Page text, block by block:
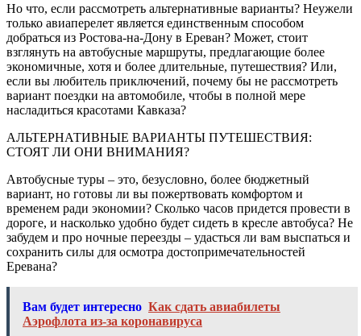
Но что, если рассмотреть альтернативные варианты? Неужели
только авиаперелет является единственным способом
добраться из Ростова-на-Дону в Ереван? Может, стоит
взглянуть на автобусные маршруты, предлагающие более
экономичные, хотя и более длительные, путешествия? Или,
если вы любитель приключений, почему бы не рассмотреть
вариант поездки на автомобиле, чтобы в полной мере
насладиться красотами Кавказа?
АЛЬТЕРНАТИВНЫЕ ВАРИАНТЫ ПУТЕШЕСТВИЯ:
СТОЯТ ЛИ ОНИ ВНИМАНИЯ?
Автобусные туры – это, безусловно, более бюджетный
вариант, но готовы ли вы пожертвовать комфортом и
временем ради экономии? Сколько часов придется провести в
дороге, и насколько удобно будет сидеть в кресле автобуса? Не
забудем и про ночные переезды – удасться ли вам выспаться и
сохранить силы для осмотра достопримечательностей
Еревана?
Вам будет интересно Как сдать авиабилеты
Аэрофлота из-за коронавируса